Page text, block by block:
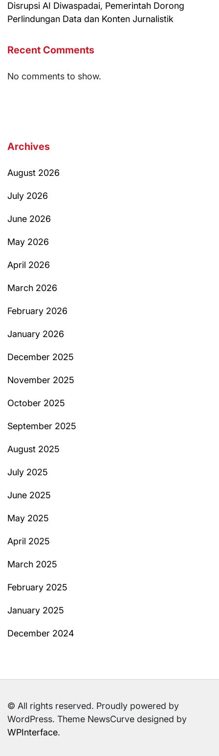
Disrupsi AI Diwaspadai, Pemerintah Dorong
Perlindungan Data dan Konten Jurnalistik
Recent Comments
No comments to show.
Archives
August 2026
July 2026
June 2026
May 2026
April 2026
March 2026
February 2026
January 2026
December 2025
November 2025
October 2025
September 2025
August 2025
July 2025
June 2025
May 2025
April 2025
March 2025
February 2025
January 2025
December 2024
© All rights reserved. Proudly powered by
WordPress. Theme NewsCurve designed by
WPInterface.